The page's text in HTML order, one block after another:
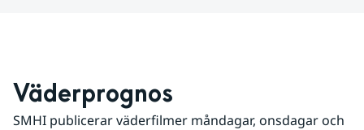
Väderprognos
SMHI publicerar väderfilmer måndagar, onsdagar och